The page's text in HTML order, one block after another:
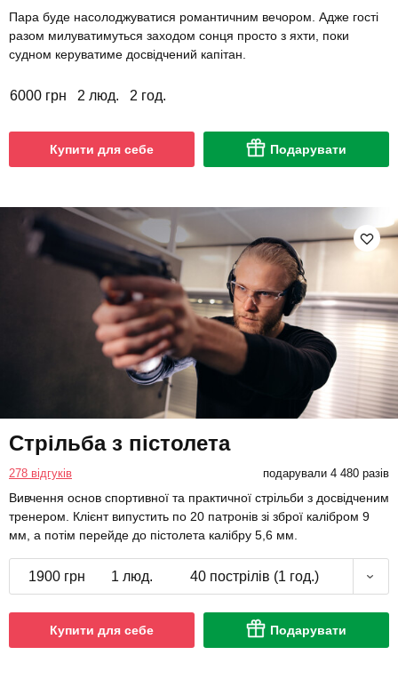
Пара буде насолоджуватися романтичним вечором. Адже гості
разом милуватимуться заходом сонця просто з яхти, поки
судном керуватиме досвідчений капітан.
6000 грн 2 люд. 2 год.
Купити для себе Подарувати
Стрільба з пістолета
278 відгуків подарували 4 480 разів
Вивчення основ спортивної та практичної стрільби з досвідченим
тренером. Клієнт випустить по 20 патронів зі зброї калібром 9
мм, а потім перейде до пістолета калібру 5,6 мм.
1900 грн 1 люд. 40 пострілів (1 год.)
Купити для себе Подарувати